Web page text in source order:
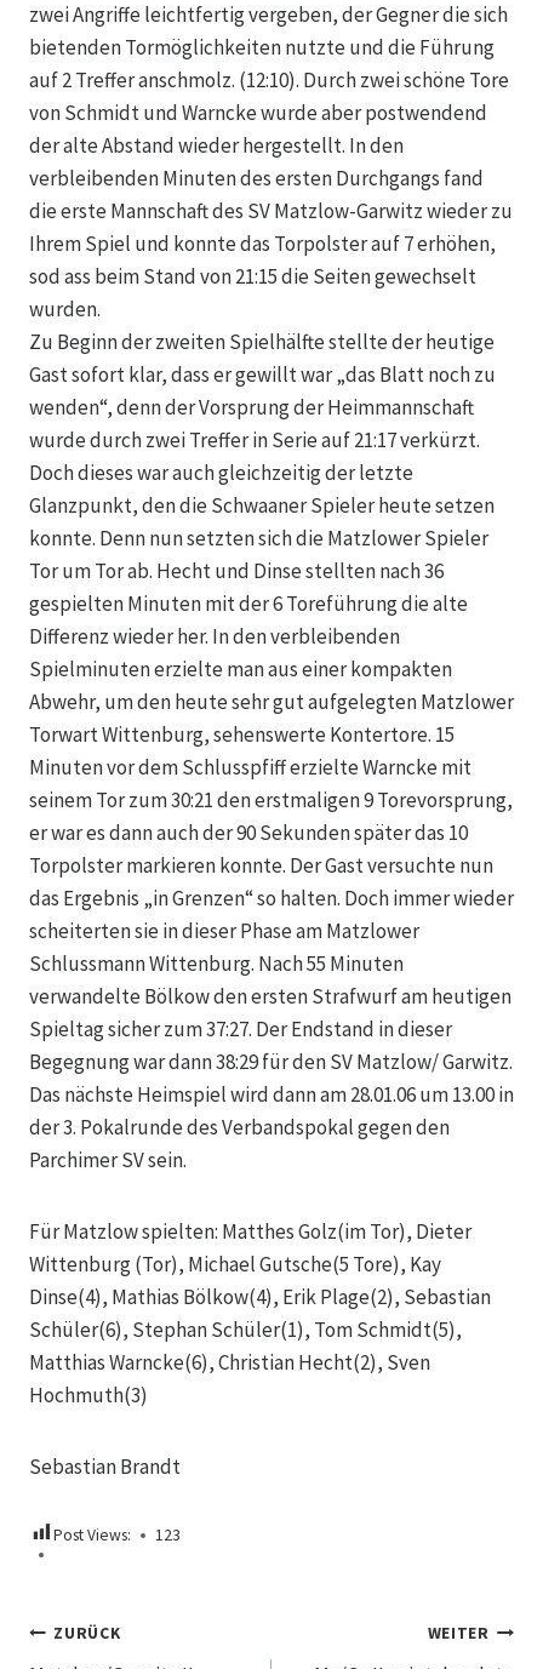
zwei Angriffe leichtfertig vergeben, der Gegner die sich
bietenden Tormöglichkeiten nutzte und die Führung
auf 2 Treffer anschmolz. (12:10). Durch zwei schöne Tore
von Schmidt und Warncke wurde aber postwendend
der alte Abstand wieder hergestellt. In den
verbleibenden Minuten des ersten Durchgangs fand
die erste Mannschaft des SV Matzlow-Garwitz wieder zu
Ihrem Spiel und konnte das Torpolster auf 7 erhöhen,
sod ass beim Stand von 21:15 die Seiten gewechselt
wurden.
Zu Beginn der zweiten Spielhälfte stellte der heutige
Gast sofort klar, dass er gewillt war „das Blatt noch zu
wenden“, denn der Vorsprung der Heimmannschaft
wurde durch zwei Treffer in Serie auf 21:17 verkürzt.
Doch dieses war auch gleichzeitig der letzte
Glanzpunkt, den die Schwaaner Spieler heute setzen
konnte. Denn nun setzten sich die Matzlower Spieler
Tor um Tor ab. Hecht und Dinse stellten nach 36
gespielten Minuten mit der 6 Toreführung die alte
Differenz wieder her. In den verbleibenden
Spielminuten erzielte man aus einer kompakten
Abwehr, um den heute sehr gut aufgelegten Matzlower
Torwart Wittenburg, sehenswerte Kontertore. 15
Minuten vor dem Schlusspfiff erzielte Warncke mit
seinem Tor zum 30:21 den erstmaligen 9 Torevorsprung,
er war es dann auch der 90 Sekunden später das 10
Torpolster markieren konnte. Der Gast versuchte nun
das Ergebnis „in Grenzen“ so halten. Doch immer wieder
scheiterten sie in dieser Phase am Matzlower
Schlussmann Wittenburg. Nach 55 Minuten
verwandelte Bölkow den ersten Strafwurf am heutigen
Spieltag sicher zum 37:27. Der Endstand in dieser
Begegnung war dann 38:29 für den SV Matzlow/ Garwitz.
Das nächste Heimspiel wird dann am 28.01.06 um 13.00 in
der 3. Pokalrunde des Verbandspokal gegen den
Parchimer SV sein.
Für Matzlow spielten: Matthes Golz(im Tor), Dieter
Wittenburg (Tor), Michael Gutsche(5 Tore), Kay
Dinse(4), Mathias Bölkow(4), Erik Plage(2), Sebastian
Schüler(6), Stephan Schüler(1), Tom Schmidt(5),
Matthias Warncke(6), Christian Hecht(2), Sven
Hochmuth(3)
Sebastian Brandt
Post Views: 123
Beitragsnavigation
ZURÜCK WEITER